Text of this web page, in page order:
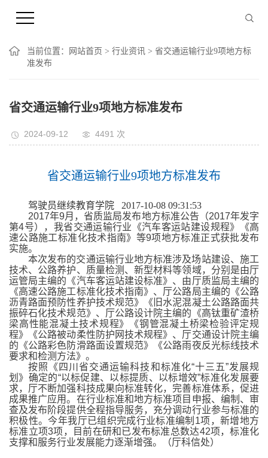
当前位置： 网站首页 > 行业资讯 > 省交通运输行业9项地方标
准发布
省交通运输行业9项地方标准发布
2024-09-12 4491 次
省交通运输行业9项地方标准发布
驾驶员继续教育学院 2017-10-08 09:31:53
2017年9月，省质监局发布地方标准公告（2017年发字
第4号），我省交通运输行业《汽车客运站建设规程》《高
速公路施工标准化技术指南》等9项地方标准正式获批发布
实施。
本次发布的交通运输行业地方标准涉及场站建设、施工
技术、公路养护、质量检测、新型材料等领域，分别是由厅
运管局主编的《汽车客运站建设标准》、由厅质监局主编的
《高速公路施工标准化技术指南》、厅公路局主编的《公路
沥青路面预防性养护技术规范》《旧水泥混凝土公路路面共
振碎石化技术规范》、厅公路设计院主编的《高钛重矿渣桥
梁高性能混凝土技术规程》《钢管混凝土桥梁检验评定规
程》《公路被动柔性防护网技术规程》、厅交通设计院主编
的《公路彩色防滑路面设置规范》《公路雨夜反光标线技术
要求和检测方法》。
按照《四川省交通运输科技和标准化“十三五”发展规
划》确定的“以标促建、以标提质、以标增效”标准化发展要
求，厅不断加强科技成果向标准转化，完善标准体系，促进
成果推广应用。在行业标准和地方标准项目申报、编制、审
查及发布阶段提供全程指导服务，充分调动行业参与标准的
积极性。今年我厅已组织完成行业标准编制1项，新增地方
标准立项3项，目前在研和已发布标准总数达42项，标准化
支撑和服务行业发展能力逐渐增强。（厅科信处）